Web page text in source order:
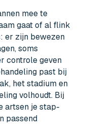
mee te
gaat of al flink
er zijn bewezen
soms
controle geven
past bij
het stadium en
volhoudt. Bij
artsen je stap-
passend